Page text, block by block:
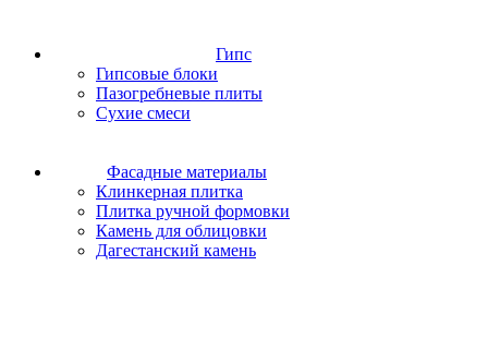
Гипс
Гипсовые блоки
Пазогребневые плиты
Сухие смеси
Фасадные материалы
Клинкерная плитка
Плитка ручной формовки
Камень для облицовки
Дагестанский камень